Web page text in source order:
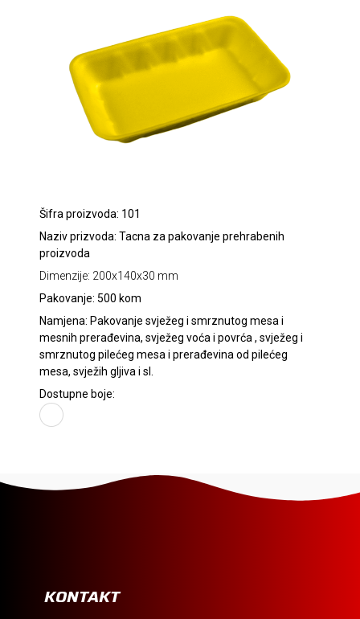
Šifra proizvoda: 101
Naziv prizvoda: Tacna za pakovanje prehrabenih
proizvoda
Dimenzije: 200x140x30 mm
Pakovanje: 500 kom
Namjena: Pakovanje svježeg i smrznutog mesa i
mesnih prerađevina, svježeg voća i povrća , svježeg i
smrznutog pilećeg mesa i prerađevina od pilećeg
mesa, svježih gljiva i sl.
Dostupne boje:
KONTAKT